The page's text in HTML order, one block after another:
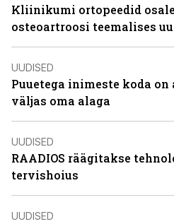
Kliinikumi ortopeedid
osteoartroosi teemalises
UUDISED
Puuetega inimeste koda
väljas oma alaga
UUDISED
RAADIOS räägitakse
tervishoius
UUDISED